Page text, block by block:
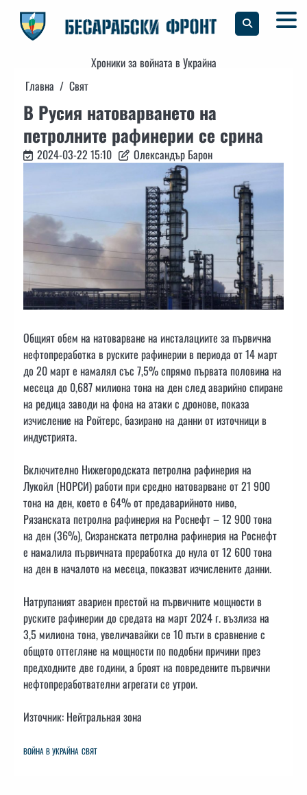
content
Хроники за войната в Украйна
Главна
Свят
В Русия натоварването на
петролните рафинерии се срина
2024-03-22 15:10 Олександър Барон
Общият обем на натоварване на инсталациите за първична
нефтопреработка в руските рафинерии в периода от 14 март
до 20 март е намалял със 7,5% спрямо първата половина на
месеца до 0,687 милиона тона на ден след аварийно спиране
на редица заводи на фона на атаки с дронове, показа
изчисление на Ройтерс, базирано на данни от източници в
индустрията.
Включително Нижегородската петролна рафинерия на
Лукойл (НОРСИ) работи при средно натоварване от 21 900
тона на ден, което е 64% от предаварийното ниво,
Рязанската петролна рафинерия на Роснефт – 12 900 тона
на ден (36%), Сизранската петролна рафинерия на Роснефт
е намалила първичната преработка до нула от 12 600 тона
на ден в началото на месеца, показват изчислените данни.
Натрупаният авариен престой на първичните мощности в
руските рафинерии до средата на март 2024 г. възлиза на
3,5 милиона тона, увеличавайки се 10 пъти в сравнение с
общото оттегляне на мощности по подобни причини през
предходните две години, а броят на повредените първични
нефтопреработвателни агрегати се утрои.
Източник: Нейтральная зона
ВОЙНА В УКРАЙНА СВЯТ